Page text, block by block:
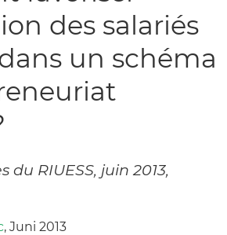
des salariés
un schéma
du RIUESS, juin 2013,
, Juni 2013